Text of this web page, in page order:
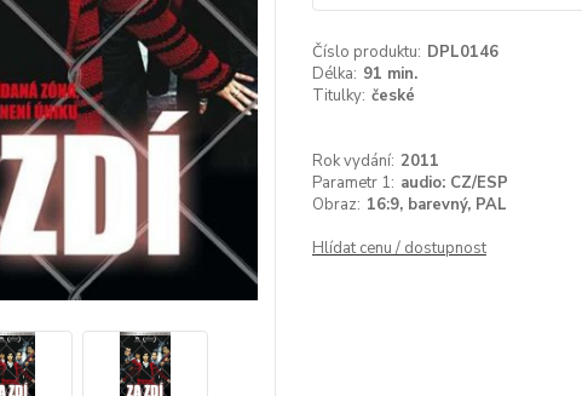
Číslo produktu: DPL0146
Délka: 91 min.
Titulky: české
Rok vydání: 2011
Parametr 1: audio: CZ/ESP
Obraz: 16:9, barevný, PAL
Hlídat cenu / dostupnost